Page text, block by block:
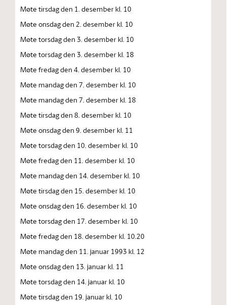
Møte tirsdag den 1. desember kl. 10
Møte onsdag den 2. desember kl. 10
Møte torsdag den 3. desember kl. 10
Møte torsdag den 3. desember kl. 18
Møte fredag den 4. desember kl. 10
Møte mandag den 7. desember kl. 10
Møte mandag den 7. desember kl. 18
Møte tirsdag den 8. desember kl. 10
Møte onsdag den 9. desember kl. 11
Møte torsdag den 10. desember kl. 10
Møte fredag den 11. desember kl. 10
Møte mandag den 14. desember kl. 10
Møte tirsdag den 15. desember kl. 10
Møte onsdag den 16. desember kl. 10
Møte torsdag den 17. desember kl. 10
Møte fredag den 18. desember kl. 10.20
Møte mandag den 11. januar 1993 kl. 12
Møte onsdag den 13. januar kl. 11
Møte torsdag den 14. januar kl. 10
Møte tirsdag den 19. januar kl. 10